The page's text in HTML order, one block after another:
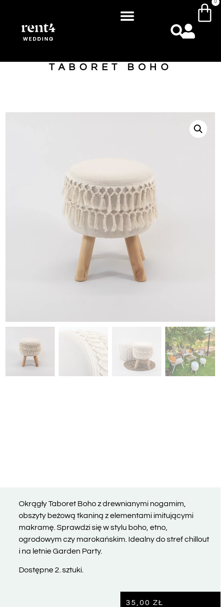
0
TABORET BOHO
Okrągły Taboret Boho z drewnianymi nogamim,
obszyty beżową tkaniną z elementami imitującymi
makramę. Sprawdzi się w stylu boho, etno,
ogrodowym czy marokańskim. Idealny do stref chillout
i na letnie Garden Party.
Dostępne 2. sztuki.
35,00 ZŁ